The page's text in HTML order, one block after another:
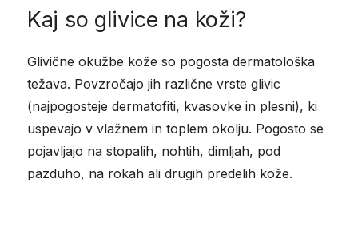
Kaj so glivice na koži?
Glivične okužbe kože so pogosta dermatološka
težava. Povzročajo jih različne vrste glivic
(najpogosteje dermatofiti, kvasovke in plesni), ki
uspevajo v vlažnem in toplem okolju. Pogosto se
pojavljajo na stopalih, nohtih, dimljah, pod
pazduho, na rokah ali drugih predelih kože.